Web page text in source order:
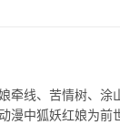
牵线、苦情树、
漫中狐妖红娘为前